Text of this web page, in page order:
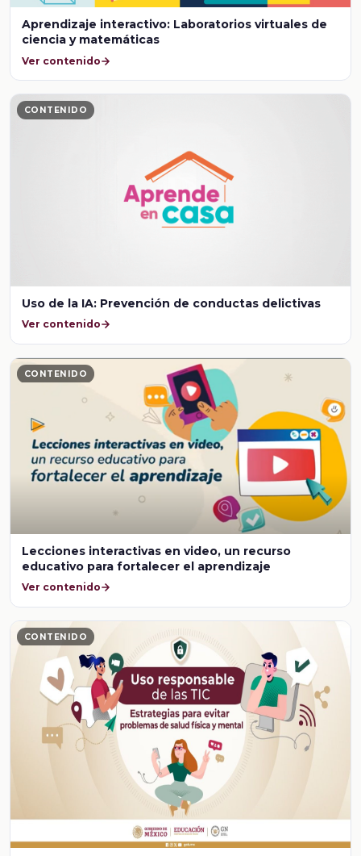
Aprendizaje interactivo: Laboratorios virtuales de
ciencia y matemáticas
Ver contenido
CONTENIDO
Uso de la IA: Prevención de conductas delictivas
Ver contenido
CONTENIDO
Lecciones interactivas en video, un recurso
educativo para fortalecer el aprendizaje
Ver contenido
CONTENIDO